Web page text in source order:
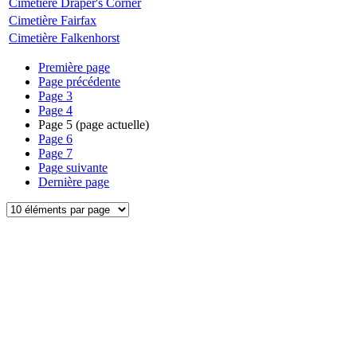
Cimetière Draper's Corner
Cimetière Fairfax
Cimetière Falkenhorst
Première page
Page précédente
Page 3
Page 4
Page 5 (page actuelle)
Page 6
Page 7
Page suivante
Dernière page